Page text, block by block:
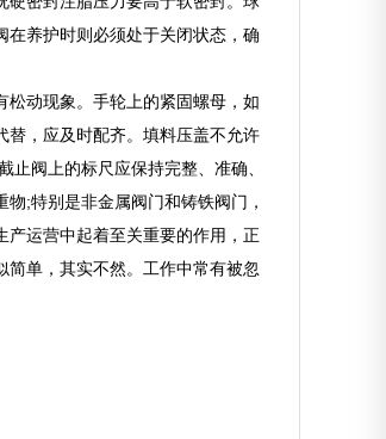
在养护时则必须处于关闭状态，确
动现象。手轮上的紧固螺母，如
替，应及时配齐。填料压盖不允许
阀上的标尺应保持完整、准确、
;特别是非金属阀门和铸铁阀门，
运营中起着至关重要的作用，正
单，其实不然。工作中常有被忽